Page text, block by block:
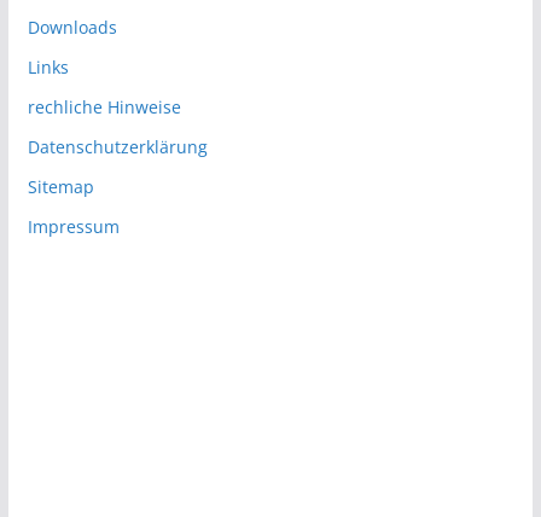
Downloads
Links
rechliche Hinweise
Datenschutzerklärung
Sitemap
Impressum